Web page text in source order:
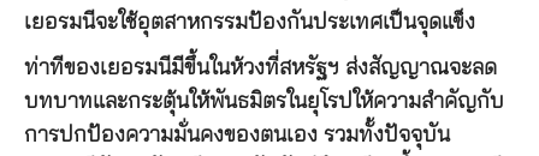
เยอรมนีจะใช้อุตสาหกรรมป้องกันประเทศเป็นจุดแข็ง
ท่าทีของเยอรมนีมีขึ้นในห้วงที่สหรัฐฯ ส่งสัญญาณจะลด
บทบาทและกระตุ้นให้พันธมิตรในยุโรปให้ความสำคัญกับ
การปกป้องความมั่นคงของตนเอง รวมทั้งปัจจุบัน